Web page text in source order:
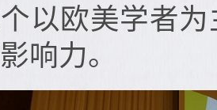
以欧美学者
响力。